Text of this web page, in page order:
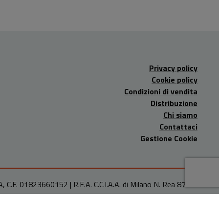
Privacy policy
Cookie policy
Condizioni di vendita
Distribuzione
Chi siamo
Contattaci
Gestione Cookie
C.F. 01823660152 | R.E.A. C.C.I.A.A. di Milano N. Rea 878486